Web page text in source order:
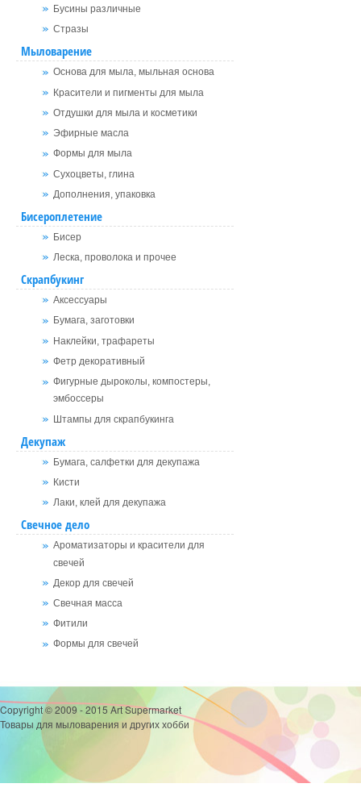
Бусины различные
Стразы
Мыловарение
Основа для мыла, мыльная основа
Красители и пигменты для мыла
Отдушки для мыла и косметики
Эфирные масла
Формы для мыла
Сухоцветы, глина
Дополнения, упаковка
Бисероплетение
Бисер
Леска, проволока и прочее
Скрапбукинг
Аксессуары
Бумага, заготовки
Наклейки, трафареты
Фетр декоративный
Фигурные дыроколы, компостеры,
эмбоссеры
Штампы для скрапбукинга
Декупаж
Бумага, салфетки для декупажа
Кисти
Лаки, клей для декупажа
Свечное дело
Ароматизаторы и красители для
свечей
Декор для свечей
Свечная масса
Фитили
Формы для свечей
Copyright © 2009 - 2015 Art Supermarket
Товары для мыловарения и других хобби